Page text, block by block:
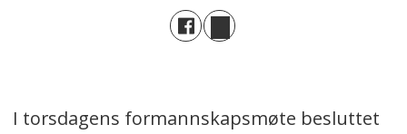
I torsdagens formannskapsmøte besluttet